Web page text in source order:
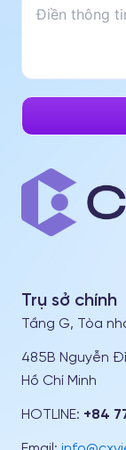
Trụ sở chính
Tầng G, Tòa
485B Nguyễn
Hồ Chí Minh
HOTLINE: +84